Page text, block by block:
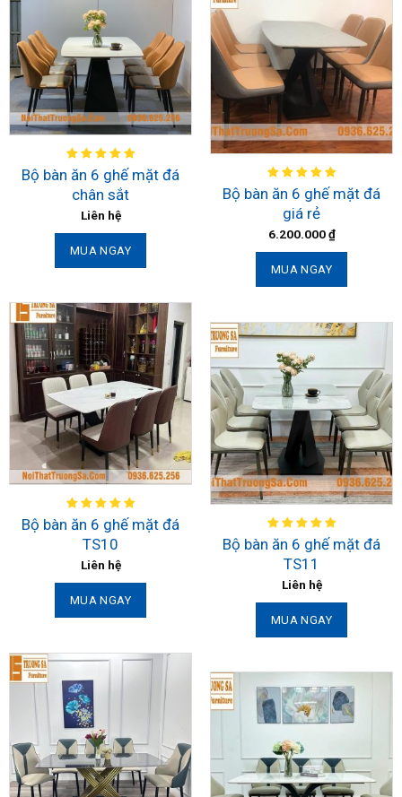
Bộ bàn ăn 6 ghế mặt đá
chân sắt
Liên hệ
MUA NGAY
Bộ bàn ăn 6 ghế mặt đá
giá rẻ
6.200.000₫
MUA NGAY
Bộ bàn ăn 6 ghế mặt đá
TS10
Liên hệ
MUA NGAY
Bộ bàn ăn 6 ghế mặt đá
TS11
Liên hệ
MUA NGAY